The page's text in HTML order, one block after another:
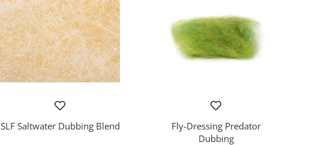
SLF Saltwater Dubbing Blend
Fly-Dressing Predator
Dubbing